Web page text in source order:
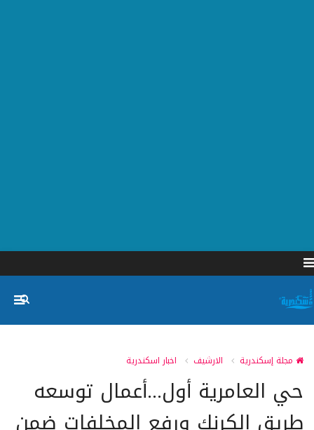
مجلة إسكندرية الارشيف اخبار اسكندرية
حي العامرية أول...أعمال توسعه